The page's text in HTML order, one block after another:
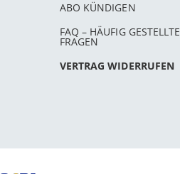
ABO KÜNDIGEN
FAQ – HÄUFIG GESTELLTE
FRAGEN
VERTRAG WIDERRUFEN